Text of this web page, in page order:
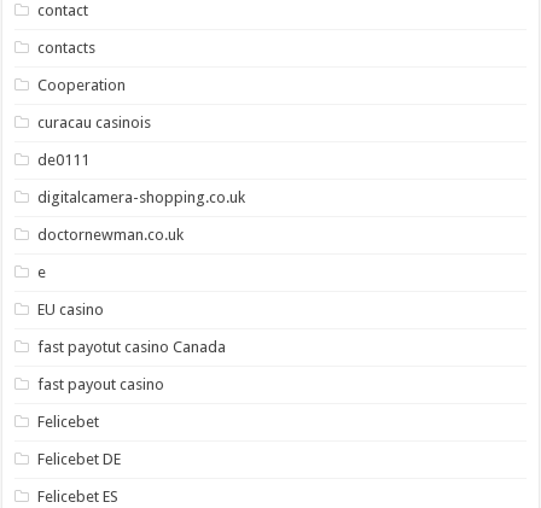
contact
contacts
Cooperation
curacau casinois
de0111
digitalcamera-shopping.co.uk
doctornewman.co.uk
e
EU casino
fast payotut casino Canada
fast payout casino
Felicebet
Felicebet DE
Felicebet ES